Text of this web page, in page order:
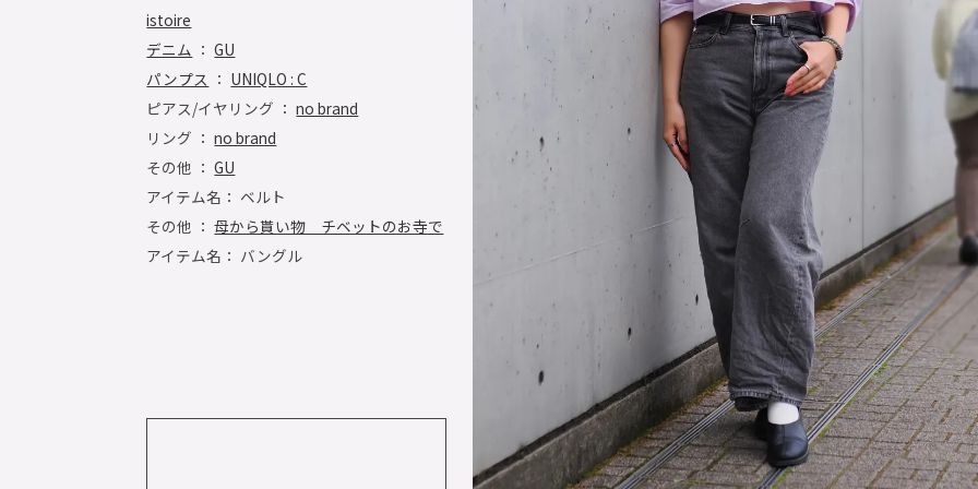
istoire
デニム ：GU
パンプス ： UNIQLO : C
ピアス/イヤリング ：no brand
リング ：no brand
その他 ：GU
アイテム名： ベルト
その他 ：母から貰い物 チベットのお寺で
アイテム名： バングル